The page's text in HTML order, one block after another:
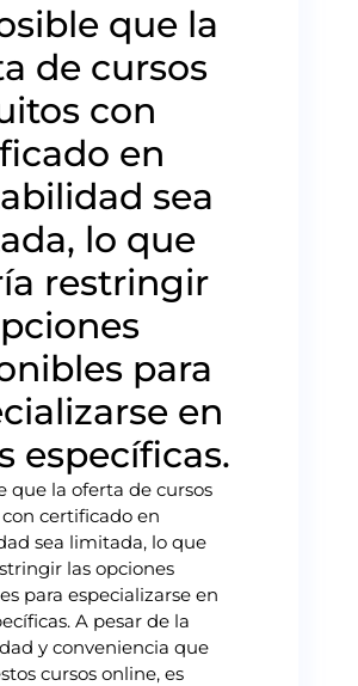
que la
de cursos
con
en
sea
lo que
restringir
para
en
específicas.
que la oferta de cursos
certificado en
sea limitada, lo que
las opciones
para especializarse en
A pesar de la
y conveniencia que
cursos online, es